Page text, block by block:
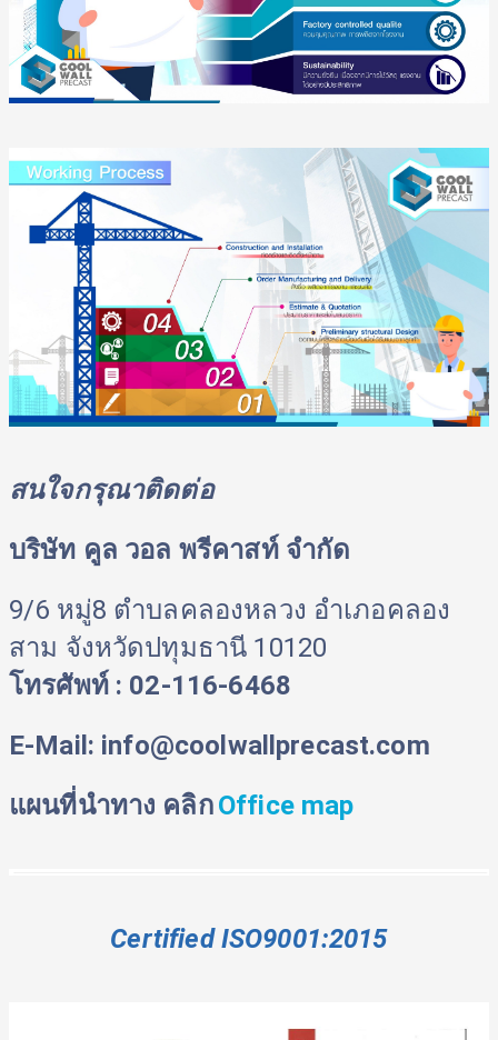
สนใจกรุณาติดต่อ
บริษัท คูล วอล พรีคาสท์ จำกัด
9/6 หมู่8 ตำบลคลองหลวง อำเภอคลอง
สาม จังหวัดปทุมธานี 10120
โทรศัพท์ : 02-116-6468
E-Mail: info@coolwallprecast.com
แผนที่นำทาง คลิกOffice map
Certified ISO9001:2015